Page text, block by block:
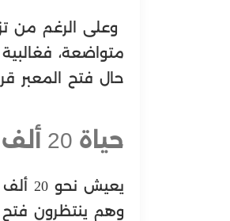
وعلى الرغم من
متواضعة،
حال فتح المعبر
حياة 20 ألف مريض على المحك
وهم ينتظرون فتح